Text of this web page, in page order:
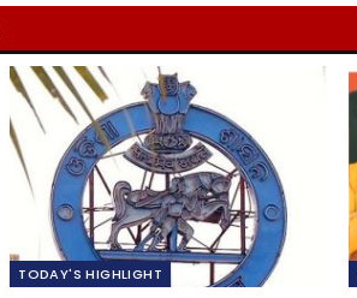
TODAY'S HIGHLIGHT